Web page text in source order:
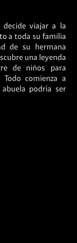
decide viajar a la
a toda su familia
de su hermana
una leyenda
de niños para
comienza a
podría ser